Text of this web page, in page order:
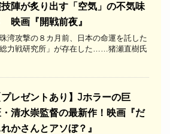
陣が炙り出す「空気」の不気味
映画『開戦前夜』
湾攻撃の８カ月前、日本の命運を託した
総力戦研究所」が存在した……猪瀬直樹氏
プレゼントあり】Jホラーの巨
・清水崇監督の最新作！映画『だ
かさんとアソぼ？』